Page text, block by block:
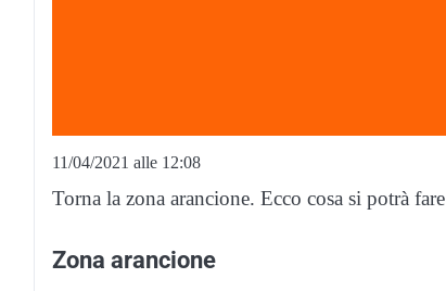
11/04/2021 alle 12:08
Torna la zona arancione. Ecco cosa si potrà fare
Zona arancione